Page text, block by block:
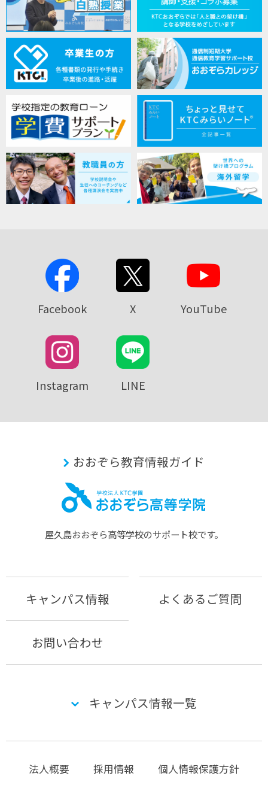
Facebook X YouTube
Instagram LINE
おおぞら教育情報ガイド
屋久島おおぞら⾼等学校のサポート校です。
キャンパス情報 よくあるご質問
お問い合わせ
キャンパス情報一覧
法人概要 採用情報
個人情報保護方針